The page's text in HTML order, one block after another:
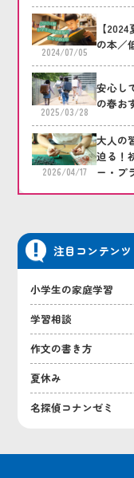
2024/07/05
【
の本／
2025/03/28
安心し
の春お
2026/04/17
大人の
迫る！
ー・プ
注目コンテンツ
小学生の家庭学習
学習相談
作文の書き方
夏休み
名探偵コナンゼミ